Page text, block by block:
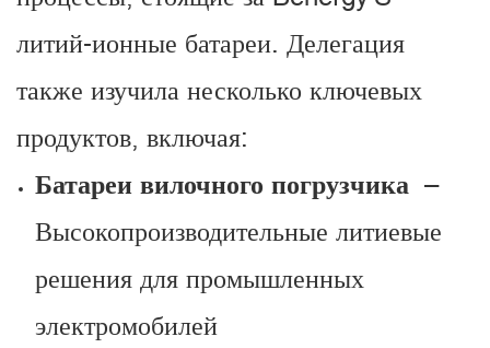
литий-ионные батареи. Делегация
также изучила несколько ключевых
продуктов, включая:
Батареи вилочного погрузчика –
Высокопроизводительные литиевые
решения для промышленных
электромобилей